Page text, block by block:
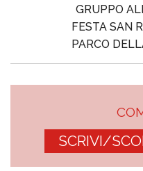
GRUPPO
FESTA SAN
PARCO
SCRIVI/